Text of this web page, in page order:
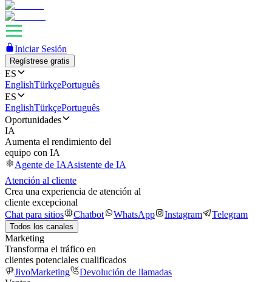
Iniciar Sesión
Regístrese gratis
ES
EnglishTürkçePortuguês
ES
EnglishTürkçePortuguês
Oportunidades
IA
Aumenta el rendimiento del
equipo con IA
Agente de IAAsistente de IA
Atención al cliente
Crea una experiencia de atención al
cliente excepcional
Chat para sitios
Chatbot WhatsApp Instagram Telegram
Todos los canales
Marketing
Transforma el tráfico en
clientes potenciales cualificados
JivoMarketing
Devolución de llamadas